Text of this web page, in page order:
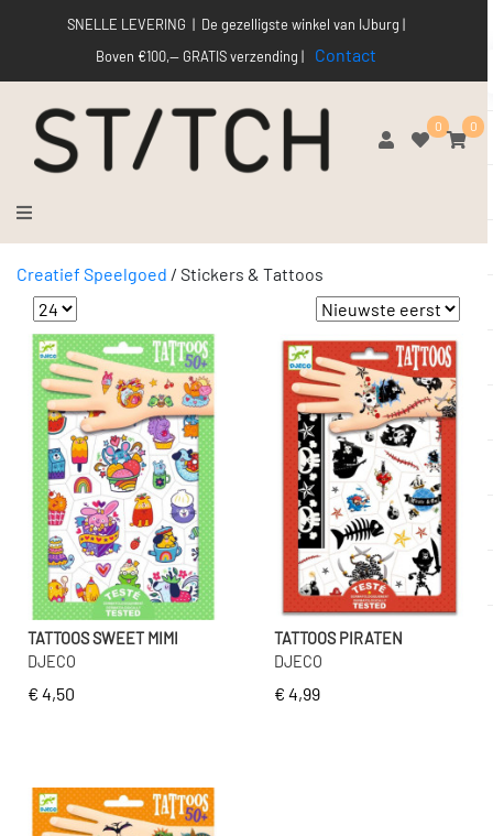
SNELLE LEVERING | De gezelligste winkel van IJburg |
Boven €100,-- GRATIS verzending |
Contact
0 0
Creatief Speelgoed / Stickers & Tattoos
TATTOOS SWEET MIMI
DJECO
€ 4,50
TATTOOS PIRATEN
DJECO
€ 4,99